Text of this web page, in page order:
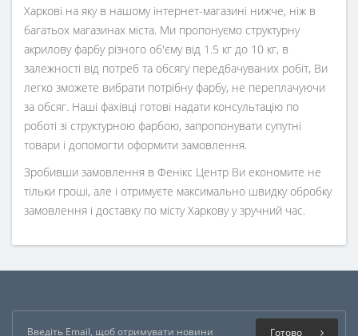
Харкові на яку в нашому інтернет-магазині нижче, ніж в
багатьох магазинах міста. Ми пропонуємо структурну
акрилову фарбу різного об'єму від 1.5 кг до 10 кг, в
залежності від потреб та обсягу передбачуваних робіт, Ви
легко зможете вибрати потрібну фарбу, не переплачуючи
за обсяг. Наші фахівці готові надати консультацію по
роботі зі структурною фарбою, запропонувати супутні
товари і допомогти оформити замовлення.
Зробивши замовлення в Фенікс Центр Ви економите не
тільки гроші, але і отримуєте максимально швидку обробку
замовлення і доставку по місту Харкову у зручний час.
Готово